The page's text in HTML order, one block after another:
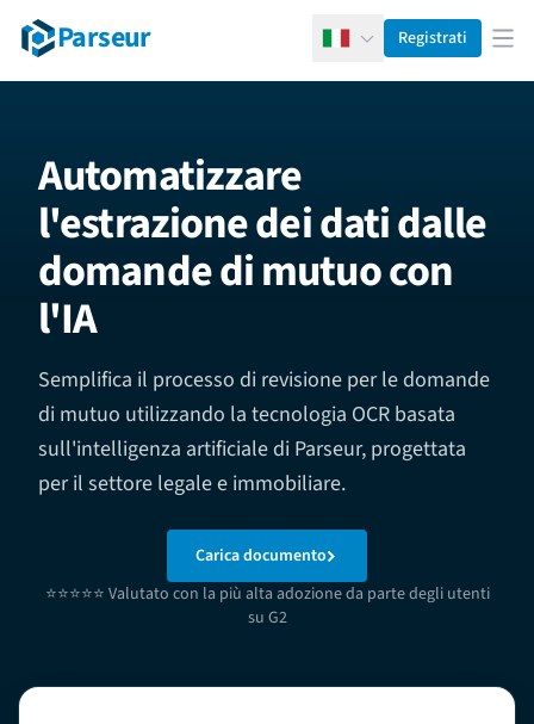
Parseur ItalianoRegistrati
Automatizzare
l'estrazione dei dati dalle
domande di mutuo con
l'IA
Semplifica il processo di revisione per le domande
di mutuo utilizzando la tecnologia OCR basata
sull'intelligenza artificiale di Parseur, progettata
per il settore legale e immobiliare.
Carica documento
⭐⭐⭐⭐⭐ Valutato con la più alta adozione da parte degli utenti
su G2